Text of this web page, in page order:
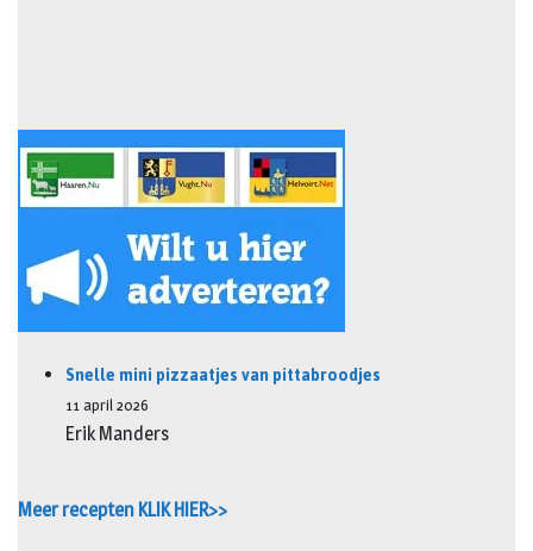
Snelle mini pizzaatjes van pittabroodjes
11 april 2026
Erik Manders
Meer recepten KLIK HIER>>